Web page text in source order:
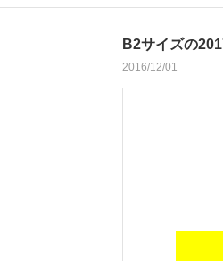
B2サイズの
2016/12/01